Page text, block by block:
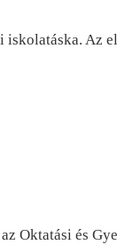
iskolatáska. Az
Oktatási és